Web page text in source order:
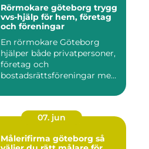
Rörmokare göteborg trygg
vvs-hjälp för hem, företag
och föreningar
En rörmokare Göteborg
hjälper både privatpersoner,
företag och
bostadsrättsföreningar med
07. jun
Målerifirma göteborg så